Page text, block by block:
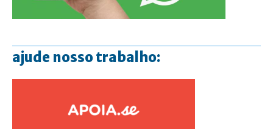
ajude nosso trabalho: